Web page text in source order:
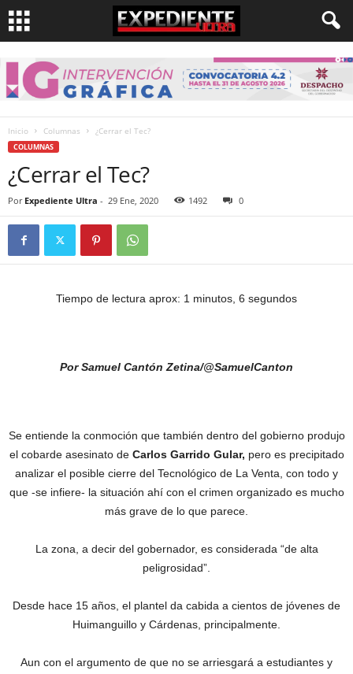
Inicio Columnas ¿Cerrar el Tec?
COLUMNAS
¿Cerrar el Tec?
Por Expediente Ultra - 29 Ene, 2020 1492 0
Tiempo de lectura aprox: 1 minutos, 6 segundos
Por Samuel Cantón Zetina/@SamuelCanton
Se entiende la conmoción que también dentro del gobierno produjo
el cobarde asesinato de Carlos Garrido Gular, pero es precipitado
analizar el posible cierre del Tecnológico de La Venta, con todo y
que -se infiere- la situación ahí con el crimen organizado es mucho
más grave de lo que parece.
La zona, a decir del gobernador, es considerada “de alta
peligrosidad”.
Desde hace 15 años, el plantel da cabida a cientos de jóvenes de
Huimanguillo y Cárdenas, principalmente.
Aun con el argumento de que no se arriesgará a estudiantes y